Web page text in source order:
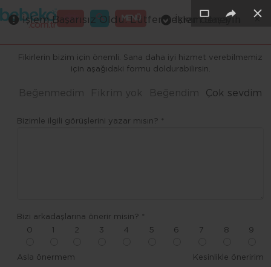
MENÜ
GİRİŞ
Fikirlerin bizim için önemli. Sana daha iyi hizmet verebilmemiz
için aşağıdaki formu doldurabilirsin.
Beğenmedim Fikrim yok Beğendim Çok sevdim
Bizimle ilgili görüşlerini yazar mısın? *
Bizi arkadaşlarına önerir misin? *
0
2 3 4 5 6 7 8 9
Asla önermem Kesinlikle öneririm
×
×
×
×
İşlem Başarılı ×
İşlem Başarısız Oldu. Lütfen tekrar deneyin ×